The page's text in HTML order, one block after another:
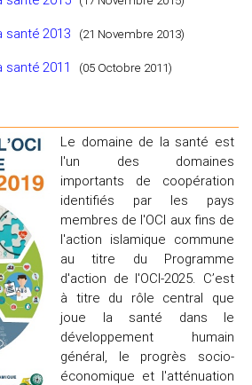
santé 2013 (21 Novembre 2013)
santé 2011 (05 Octobre 2011)
Le domaine de la santé est
l'un des domaines
importants de coopération
identifiés par les pays
membres de l'OCI aux fins de
l'action islamique commune
au titre du Programme
d'action de l'OCI-2025. C’est
à titre du rôle central que
joue la santé dans le
développement humain
général, le progrès socio-
économique et l'atténuation